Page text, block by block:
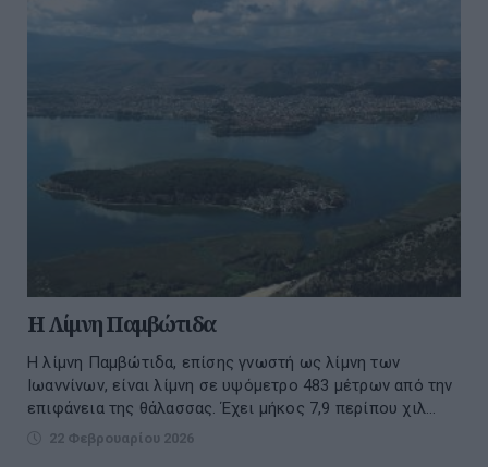
H Λίμνη Παμβώτιδα
Η λίμνη Παμβώτιδα, επίσης γνωστή ως λίμνη των
Ιωαννίνων, είναι λίμνη σε υψόμετρο 483 μέτρων από την
επιφάνεια της θάλασσας. Έχει μήκος 7,9 περίπου χιλ...
22 Φεβρουαρίου 2026